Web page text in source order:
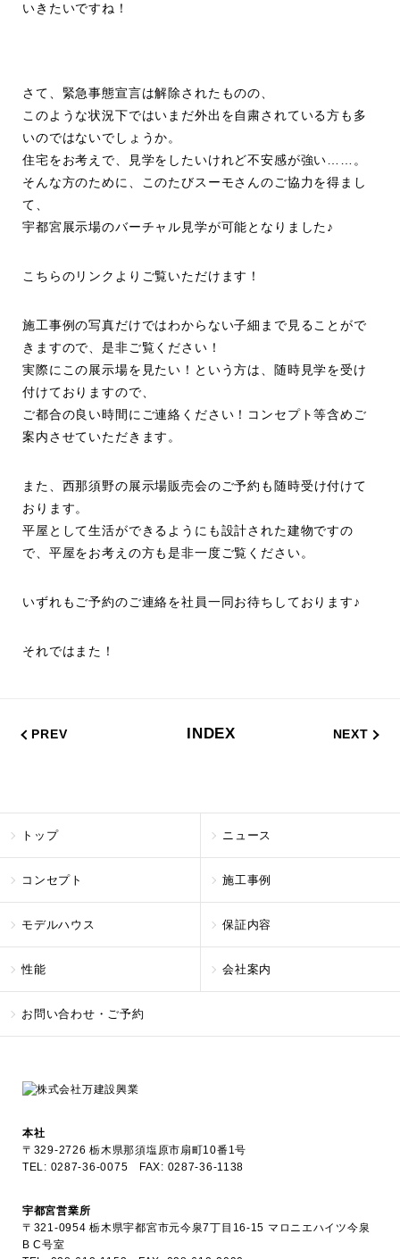
いきたいですね！
さて、緊急事態宣言は解除されたものの、
このような状況下ではいまだ外出を自粛されている方も多
いのではないでしょうか。
住宅をお考えで、見学をしたいけれど不安感が強い……。
そんな方のために、このたびスーモさんのご協力を得まし
て、
宇都宮展示場のバーチャル見学が可能となりました♪
こちらのリンクよりご覧いただけます！
施工事例の写真だけではわからない子細まで見ることがで
きますので、是非ご覧ください！
実際にこの展示場を見たい！という方は、随時見学を受け
付けておりますので、
ご都合の良い時間にご連絡ください！コンセプト等含めご
案内させていただきます。
また、 西那須野の展示場販売会のご予約も随時受け付けて
おります。
平屋として生活ができるようにも設計された建物ですの
で、平屋をお考えの方も是非一度ご覧ください。
いずれもご予約のご連絡を社員一同お待ちしております♪
それではまた！
PREV INDEX NEXT
トップ ニュース
コンセプト 施工事例
モデルハウス 保証内容
性能 会社案内
お問い合わせ・ご予約
本社
〒329-2726 栃木県那須塩原市扇町10番1号
TEL: 0287-36-0075 FAX: 0287-36-1138
宇都宮営業所
〒321-0954 栃木県宇都宮市元今泉7丁目16-15 マロニエハイツ今泉
B C号室